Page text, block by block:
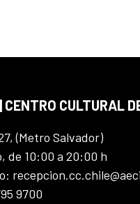
CENTRO CULTURAL
(Metro Salvador)
de 10:00 a 20:00 h
9700